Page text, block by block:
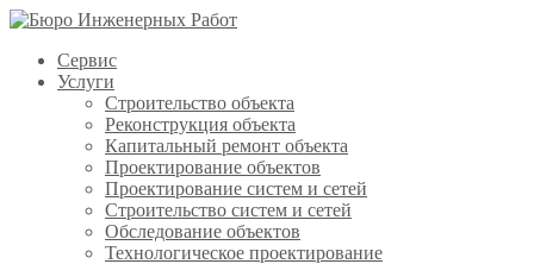
Сервис
Услуги
Строительство объекта
Реконструкция объекта
Капитальный ремонт объекта
Проектирование объектов
Проектирование систем и сетей
Строительство систем и сетей
Обследование объектов
Технологическое проектирование